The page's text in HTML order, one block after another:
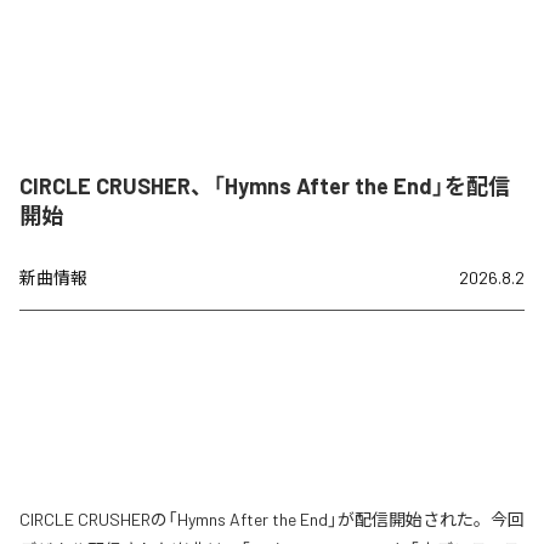
CIRCLE CRUSHER、「Hymns After the End」を配信
開始
新曲情報 2026.8.2
CIRCLE CRUSHERの「Hymns After the End」が配信開始された。今回